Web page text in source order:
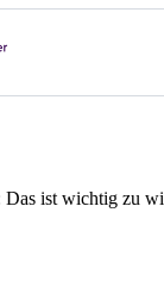
ist wichtig zu